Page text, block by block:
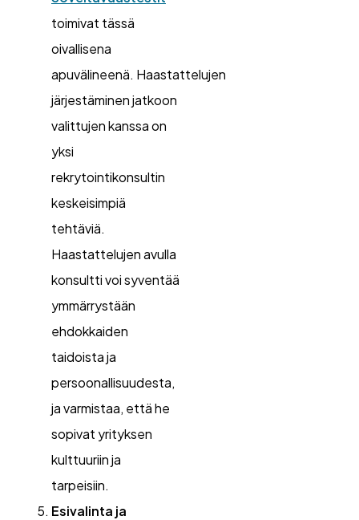
toimivat tässä
oivallisena
apuvälineenä. Haastattelujen
järjestäminen jatkoon
valittujen kanssa on
yksi
rekrytointikonsultin
keskeisimpiä
tehtäviä.
Haastattelujen avulla
konsultti voi syventää
ymmärrystään
ehdokkaiden
taidoista ja
persoonallisuudesta,
ja varmistaa, että he
sopivat yrityksen
kulttuuriin ja
tarpeisiin.
Esivalinta ja